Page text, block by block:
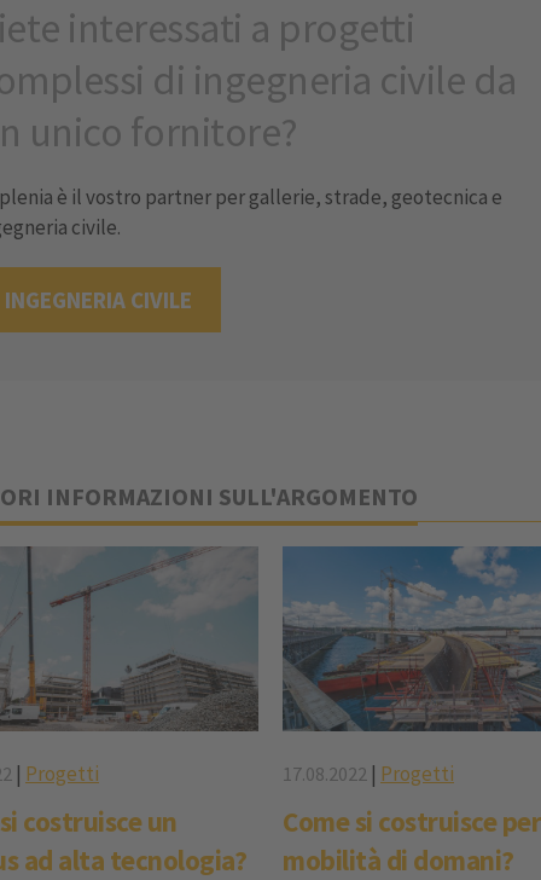
interessati a progetti
di ingegneria civile da
unico fornitore?
è il vostro partner per gallerie, strade, geotecnica e
civile.
INGEGNERIA CIVILE
INFORMAZIONI SULL'ARGOMENTO
| Progetti
costruisce un
ad alta tecnologia?
17.08.2022 | Progetti
Come si costruisce
mobilità di domani?